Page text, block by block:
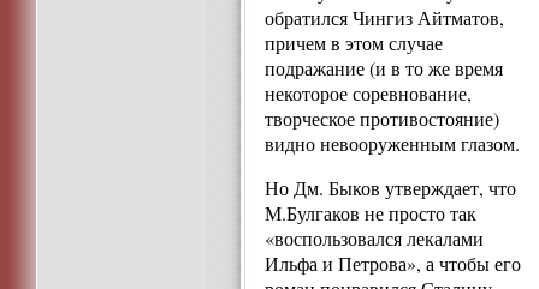
обратился Чингиз Айтматов,
причем в этом случае
подражание (и в то же время
некоторое соревнование,
творческое противостояние)
видно невооруженным глазом.
Но Дм. Быков утверждает, что
М.Булгаков не просто так
«воспользовался лекалами
Ильфа и Петрова», а чтобы его